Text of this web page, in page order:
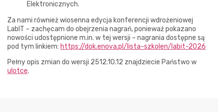
Elektronicznych.
Za nami również wiosenna edycja konferencji wdrożeniowej
LabIT – zachęcam do obejrzenia nagrań, ponieważ pokazano
nowości udostępnione m.in. w tej wersji – nagrania dostępne są
pod tym linkiem: https://dok.enova.pl/lista-szkolen/labit-2026
Pełny opis zmian do wersji 2512.10.12 znajdziecie Państwo w
ulotce.